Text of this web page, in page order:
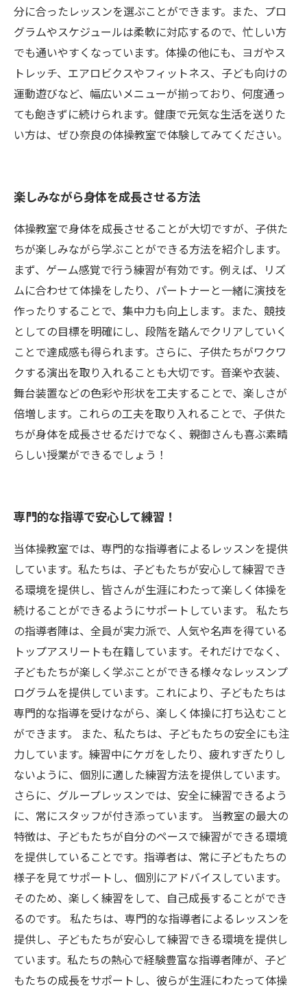
分に合ったレッスンを選ぶことができます。また、プロ
グラムやスケジュールは柔軟に対応するので、忙しい方
でも通いやすくなっています。体操の他にも、ヨガやス
トレッチ、エアロビクスやフィットネス、子ども向けの
運動遊びなど、幅広いメニューが揃っており、何度通っ
ても飽きずに続けられます。健康で元気な生活を送りた
い方は、ぜひ奈良の体操教室で体験してみてください。
楽しみながら身体を成長させる方法
体操教室で身体を成長させることが大切ですが、子供た
ちが楽しみながら学ぶことができる方法を紹介します。
まず、ゲーム感覚で行う練習が有効です。例えば、リズ
ムに合わせて体操をしたり、パートナーと一緒に演技を
作ったりすることで、集中力も向上します。また、競技
としての目標を明確にし、段階を踏んでクリアしていく
ことで達成感も得られます。さらに、子供たちがワクワ
クする演出を取り入れることも大切です。音楽や衣装、
舞台装置などの色彩や形状を工夫することで、楽しさが
倍増します。これらの工夫を取り入れることで、子供た
ちが身体を成長させるだけでなく、親御さんも喜ぶ素晴
らしい授業ができるでしょう！
専門的な指導で安心して練習！
当体操教室では、専門的な指導者によるレッスンを提供
しています。私たちは、子どもたちが安心して練習でき
る環境を提供し、皆さんが生涯にわたって楽しく体操を
続けることができるようにサポートしています。 私たち
の指導者陣は、全員が実力派で、人気や名声を得ている
トップアスリートも在籍しています。それだけでなく、
子どもたちが楽しく学ぶことができる様々なレッスンプ
ログラムを提供しています。これにより、子どもたちは
専門的な指導を受けながら、楽しく体操に打ち込むこと
ができます。 また、私たちは、子どもたちの安全にも注
力しています。練習中にケガをしたり、疲れすぎたりし
ないように、個別に適した練習方法を提供しています。
さらに、グループレッスンでは、安全に練習できるよう
に、常にスタッフが付き添っています。 当教室の最大の
特徴は、子どもたちが自分のペースで練習ができる環境
を提供していることです。指導者は、常に子どもたちの
様子を見てサポートし、個別にアドバイスしています。
そのため、楽しく練習をして、自己成長することができ
るのです。 私たちは、専門的な指導者によるレッスンを
提供し、子どもたちが安心して練習できる環境を提供し
ています。私たちの熱心で経験豊富な指導者陣が、子ど
もたちの成長をサポートし、彼らが生涯にわたって体操